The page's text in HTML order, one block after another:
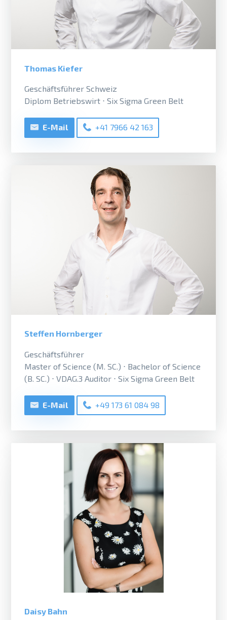
Thomas Kiefer
Geschäftsführer Schweiz
Diplom Betriebswirt ⋅ Six Sigma Green Belt
E-Mail +41 7966 42 163
Steffen Hornberger
Geschäftsführer
Master of Science (M. SC.) ⋅ Bachelor of Science
(B. SC.) ⋅ VDAG.3 Auditor ⋅ Six Sigma Green Belt
E-Mail +49 173 61 084 98
Daisy Bahn